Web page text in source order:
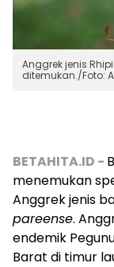
Anggrek jenis
ditemukan./Foto:
BETAHITA.ID -
menemukan
Anggrek jenis
pareense.
endemik
Barat di timur